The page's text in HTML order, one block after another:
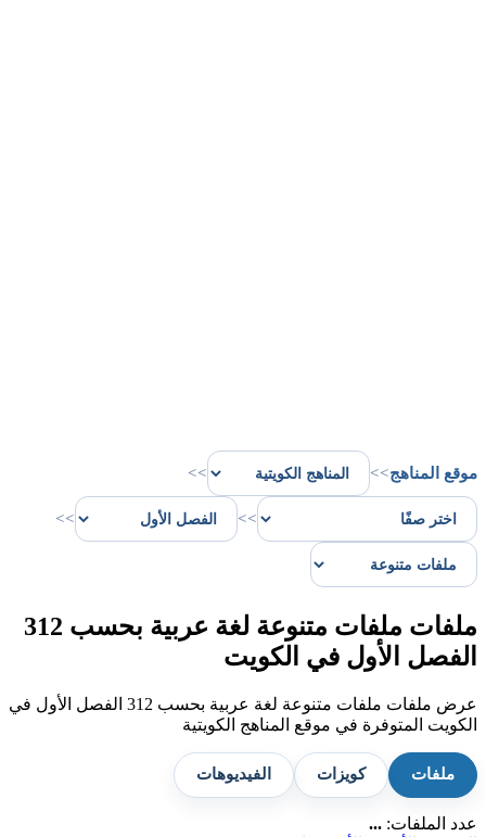
موقع المناهج>>
>>
>>
>>
ملفات ملفات متنوعة لغة عربية بحسب 312
الفصل الأول في الكويت
عرض ملفات ملفات متنوعة لغة عربية بحسب 312 الفصل الأول في
الكويت المتوفرة في موقع المناهج الكويتية
ملفات كويزات الفيديوهات
عدد الملفات: ...